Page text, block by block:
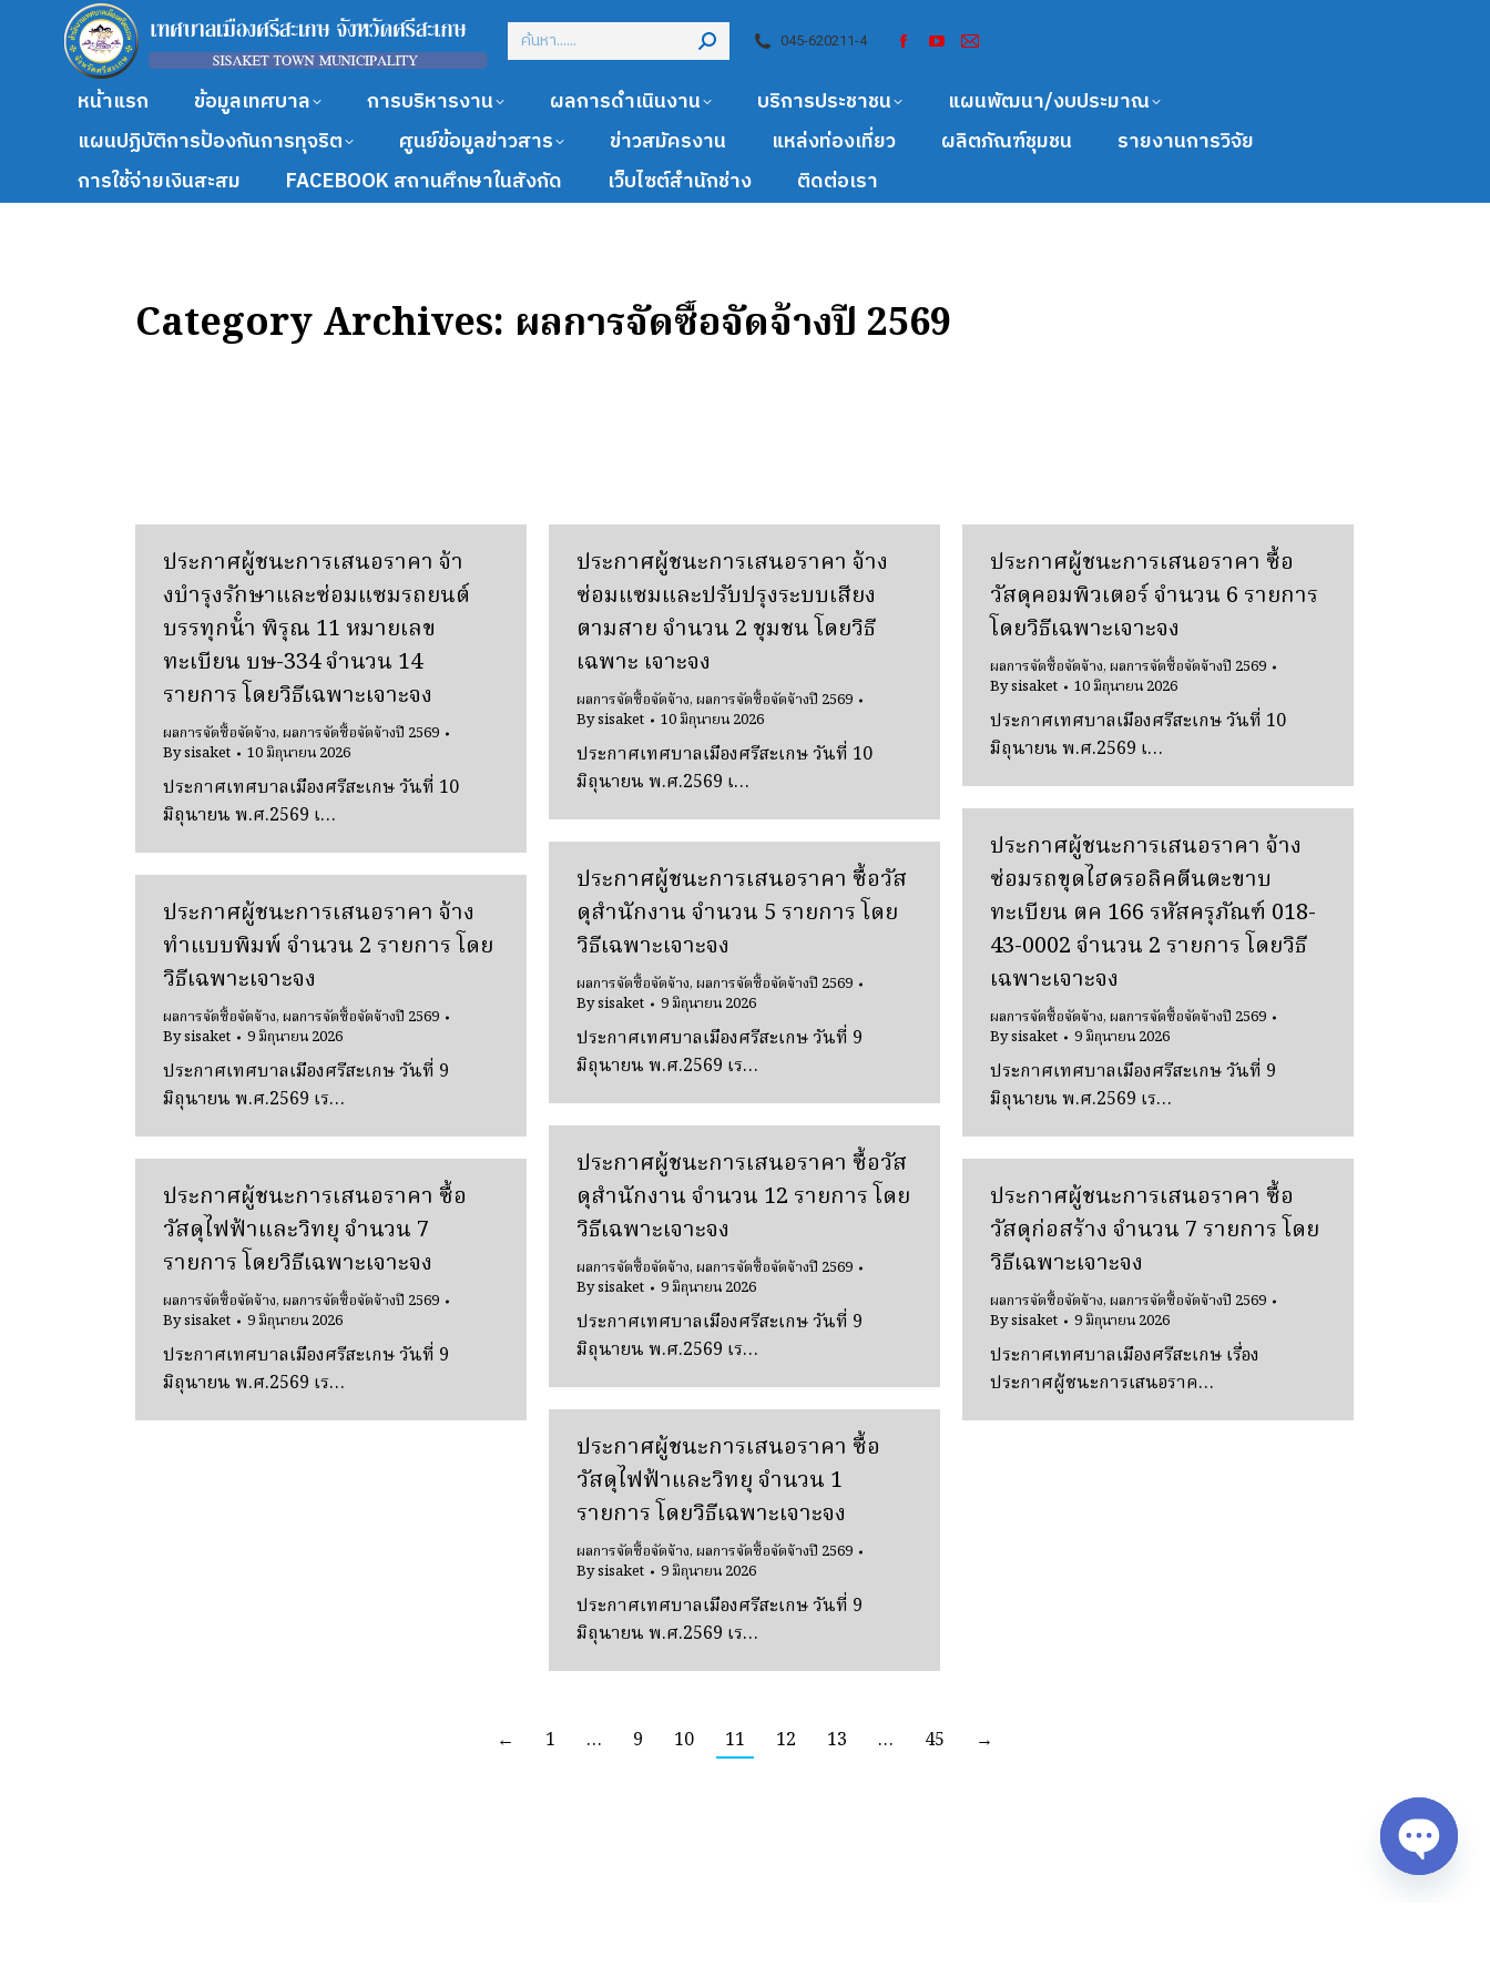
045-620211-4
หน้าแรก ข้อมูลเทศบาล การบริหารงาน ผลการดำเนินงาน บริการประชาชน
แผนพัฒนา/งบประมาณ
แผนปฏิบัติการป้องกันการทุจริต
ศูนย์ข้อมูลข่าวสาร ข่าวสมัครงาน แหล่งท่องเที่ยว ผลิตภัณฑ์ชุมชน
รายงานการวิจัย
การใช้จ่ายเงินสะสม
FACEBOOK สถานศึกษาในสังกัด เว็บไซต์สำนักช่าง ติดต่อเรา
Category Archives: ผลการจัดซื้อจัดจ้างปี 2569
ประกาศผู้ชนะการเสนอราคา จ้า
งบํารุงรักษาและซ่อมแซมรถยนต์
บรรทุกน้ํา พิรุณ 11 หมายเลข
ทะเบียน บษ-334 จํานวน 14
รายการ โดยวิธีเฉพาะเจาะจง
ผลการจัดซื้อจัดจ้าง,ผลการจัดซื้อจัดจ้างปี 2569
Bysisaket 10 มิถุนายน 2026
ประกาศเทศบาลเมืองศรีสะเกษ วันที่ 10
มิถุนายน พ.ศ.2569 เ…
ประกาศผู้ชนะการเสนอราคา จ้าง
ซ่อมแซมและปรับปรุงระบบเสียง
ตามสาย จํานวน 2 ชุมชน โดยวิธี
เฉพาะ เจาะจง
ผลการจัดซื้อจัดจ้าง,ผลการจัดซื้อจัดจ้างปี 2569
Bysisaket 10 มิถุนายน 2026
ประกาศเทศบาลเมืองศรีสะเกษ วันที่ 10
มิถุนายน พ.ศ.2569 เ…
ประกาศผู้ชนะการเสนอราคา ซื้อ
วัสดุคอมพิวเตอร์ จํานวน 6 รายการ
โดยวิธีเฉพาะเจาะจง
ผลการจัดซื้อจัดจ้าง,ผลการจัดซื้อจัดจ้างปี 2569
Bysisaket 10 มิถุนายน 2026
ประกาศเทศบาลเมืองศรีสะเกษ วันที่ 10
มิถุนายน พ.ศ.2569 เ…
ประกาศผู้ชนะการเสนอราคา จ้าง
ซ่อมรถขุดไฮดรอลิคตีนตะขาบ
ทะเบียน ตค 166 รหัสครุภัณฑ์ 018-
43-0002 จํานวน 2 รายการ โดยวิธี
เฉพาะเจาะจง
ผลการจัดซื้อจัดจ้าง,ผลการจัดซื้อจัดจ้างปี 2569
Bysisaket 9 มิถุนายน 2026
ประกาศเทศบาลเมืองศรีสะเกษ วันที่ 9
มิถุนายน พ.ศ.2569 เร…
ประกาศผู้ชนะการเสนอราคา ซื้อวัส
ดุสํานักงาน จํานวน 5 รายการ โดย
วิธีเฉพาะเจาะจง
ผลการจัดซื้อจัดจ้าง,ผลการจัดซื้อจัดจ้างปี 2569
Bysisaket 9 มิถุนายน 2026
ประกาศเทศบาลเมืองศรีสะเกษ วันที่ 9
มิถุนายน พ.ศ.2569 เร…
ประกาศผู้ชนะการเสนอราคา จ้าง
ทําแบบพิมพ์ จํานวน 2 รายการ โดย
วิธีเฉพาะเจาะจง
ผลการจัดซื้อจัดจ้าง,ผลการจัดซื้อจัดจ้างปี 2569
Bysisaket 9 มิถุนายน 2026
ประกาศเทศบาลเมืองศรีสะเกษ วันที่ 9
มิถุนายน พ.ศ.2569 เร…
ประกาศผู้ชนะการเสนอราคา ซื้อวัส
ดุสํานักงาน จํานวน 12 รายการ โดย
วิธีเฉพาะเจาะจง
ผลการจัดซื้อจัดจ้าง,ผลการจัดซื้อจัดจ้างปี 2569
Bysisaket 9 มิถุนายน 2026
ประกาศเทศบาลเมืองศรีสะเกษ วันที่ 9
มิถุนายน พ.ศ.2569 เร…
ประกาศผู้ชนะการเสนอราคา ซื้อ
วัสดุไฟฟ้าและวิทยุ จํานวน 7
รายการ โดยวิธีเฉพาะเจาะจง
ผลการจัดซื้อจัดจ้าง,ผลการจัดซื้อจัดจ้างปี 2569
Bysisaket 9 มิถุนายน 2026
ประกาศเทศบาลเมืองศรีสะเกษ วันที่ 9
มิถุนายน พ.ศ.2569 เร…
ประกาศผู้ชนะการเสนอราคา ซื้อ
วัสดุก่อสร้าง จํานวน 7 รายการ โดย
วิธีเฉพาะเจาะจง
ผลการจัดซื้อจัดจ้าง,ผลการจัดซื้อจัดจ้างปี 2569
Bysisaket 9 มิถุนายน 2026
ประกาศเทศบาลเมืองศรีสะเกษ เรื่อง
ประกาศผู้ชนะการเสนอราค…
ประกาศผู้ชนะการเสนอราคา ซื้อ
วัสดุไฟฟ้าและวิทยุ จํานวน 1
รายการ โดยวิธีเฉพาะเจาะจง
ผลการจัดซื้อจัดจ้าง,ผลการจัดซื้อจัดจ้างปี 2569
Bysisaket 9 มิถุนายน 2026
ประกาศเทศบาลเมืองศรีสะเกษ วันที่ 9
มิถุนายน พ.ศ.2569 เร…
← 1 … 9 10 11 12 13 … 45 →